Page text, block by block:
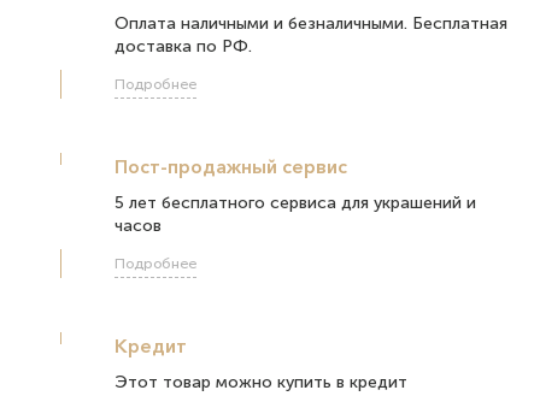
Оплата наличными и безналичными. Бесплатная
доставка по РФ.
Подробнее
Пост-продажный сервис
5 лет бесплатного сервиса для украшений и
часов
Подробнее
Кредит
Этот товар можно купить в кредит